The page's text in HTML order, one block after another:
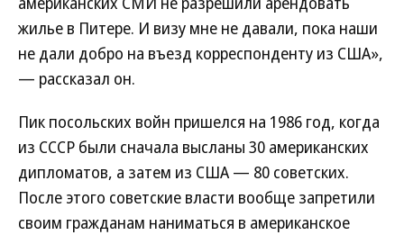
жилье в Питере. И визу мне не давали, пока наши
не дали добро на въезд корреспонденту из США»,
— рассказал он.
Пик посольских войн пришелся на 1986 год, когда
из СССР были сначала высланы 30 американских
дипломатов, а затем из США — 80 советских.
После этого советские власти вообще запретили
своим гражданам наниматься в американское